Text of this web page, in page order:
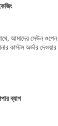
আমাদের সেউন
কাস্টম অর্ডার
ব্যাগ